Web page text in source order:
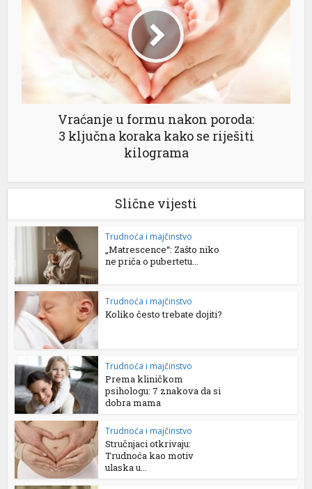
Vraćanje u formu nakon poroda:
3 ključna koraka kako se riješiti
kilograma
Slične vijesti
Trudnoća i majčinstvo
„Matrescence“: Zašto niko
ne priča o pubertetu...
Trudnoća i majčinstvo
Koliko često trebate dojiti?
Trudnoća i majčinstvo
Prema kliničkom
psihologu: 7 znakova da si
dobra mama
Trudnoća i majčinstvo
Stručnjaci otkrivaju:
Trudnoća kao motiv
ulaska u...